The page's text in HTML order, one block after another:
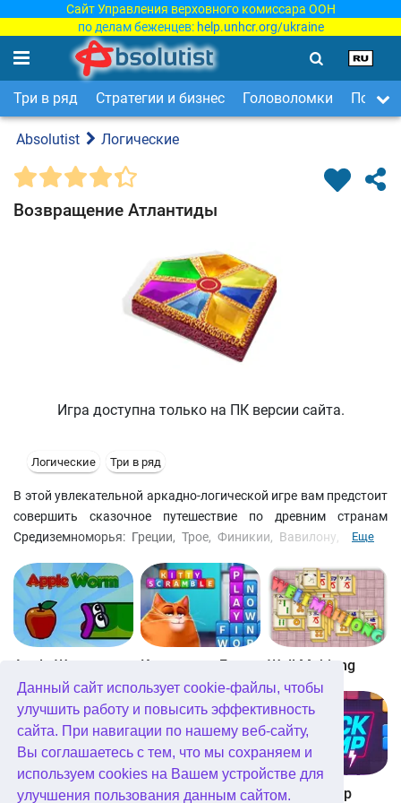
Данный сайт использует cookie-файлы, чтобы
улучшить работу и повысить эффективность
сайта. При навигации по нашему веб-сайту,
Вы соглашаетесь с тем, что мы сохраняем и
используем cookies на Вашем устройстве для
улучшения пользования данным сайтом.
Сайт Управления верховного комиссара ООН
по делам беженцев: help.unhcr.org/ukraine
Три в ряд Стратегии и бизнес Головоломки Поиск
Absolutist Логические
Возвращение Атлантиды
Игра доступна только на ПК версии сайта.
Логические Три в ряд
В этой увлекательной аркадно-логической игре вам предстоит
совершить сказочное путешествие по древним странам
Средиземноморья: Греции, Трое, Финикии, Вавилону, Египту,
силы могучего бога-покровителя жителей Атлантиды -
Посейдона.
Еще
Apple Worm Well Mahjong
Digitz! The Daily Diagonal Sudoku Block Champ